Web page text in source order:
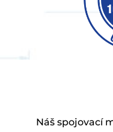
Náš spojovací